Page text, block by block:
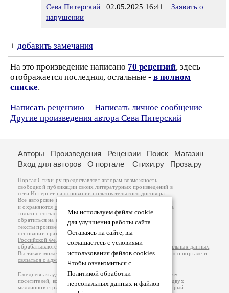
Сева Питерский 02.05.2025 16:41
Заявить о
нарушении
+ добавить замечания
На это произведение написано 70 рецензий, здесь
отображается последняя, остальные - в полном
списке.
Написать рецензию
Написать личное сообщение
Другие произведения автора Сева Питерский
Мы используем файлы cookie
для улучшения работы сайта.
Оставаясь на сайте, вы
соглашаетесь с условиями
использования файлов cookies.
Чтобы ознакомиться с
Политикой обработки
персональных данных и файлов
Авторы Произведения Рецензии Поиск
Магазин
Вход для авторов
О портале Стихи.ру Проза.ру
Портал Стихи.ру предоставляет авторам возможность
свободной публикации своих литературных произведений в
сети Интернет на основаниипользовательского договора
Все авторские права на произведения принадлежат авторам
и охраняются законом
. Перепечатка произведений возможна
только с согласия его автора, к которому вы можете
обратиться на его авторской странице. Ответственность за
тексты произведений авторы несут самостоятельно на
основанииправил публикацииизаконодательства
Российской Федерации
обрабатываются на основанииПолитики обработки персональных данных
Вы также можете посмотреть более подробнуюинформацию о портале и
связаться с администрацией
Ежедневная аудитория портала Стихи.ру – порядка 200 тысяч
посетителей, которые в общей сумме просматривают более двух
миллионов страниц по данным счетчика посещаемости, который